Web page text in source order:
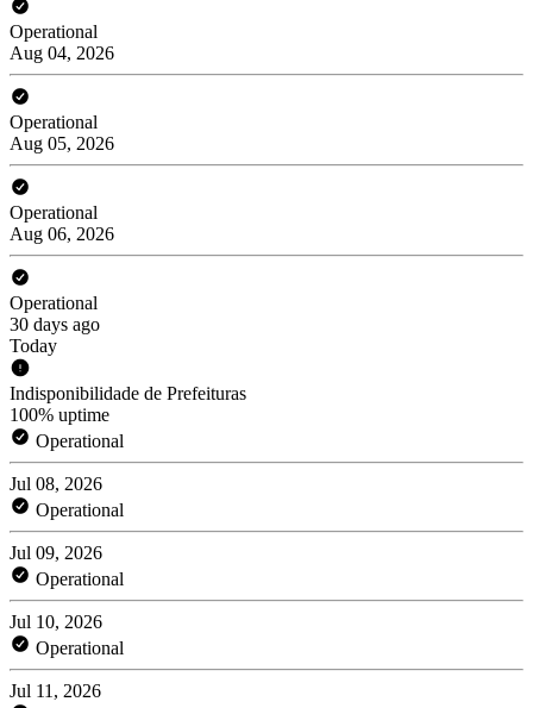
Operational
Aug 04, 2026
Operational
Aug 05, 2026
Operational
Aug 06, 2026
Operational
30 days ago
Today
Indisponibilidade de Prefeituras
100% uptime
Operational
Jul 08, 2026
Operational
Jul 09, 2026
Operational
Jul 10, 2026
Operational
Jul 11, 2026